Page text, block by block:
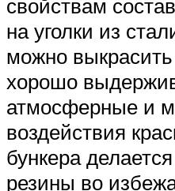
свойствам
на уголки из
можно
хорошо
атмосферные и
воздействия
бункера
резины во